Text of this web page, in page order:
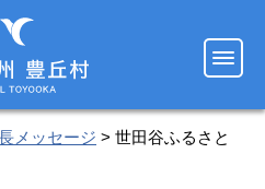
メッセージ > 世田谷ふるさと